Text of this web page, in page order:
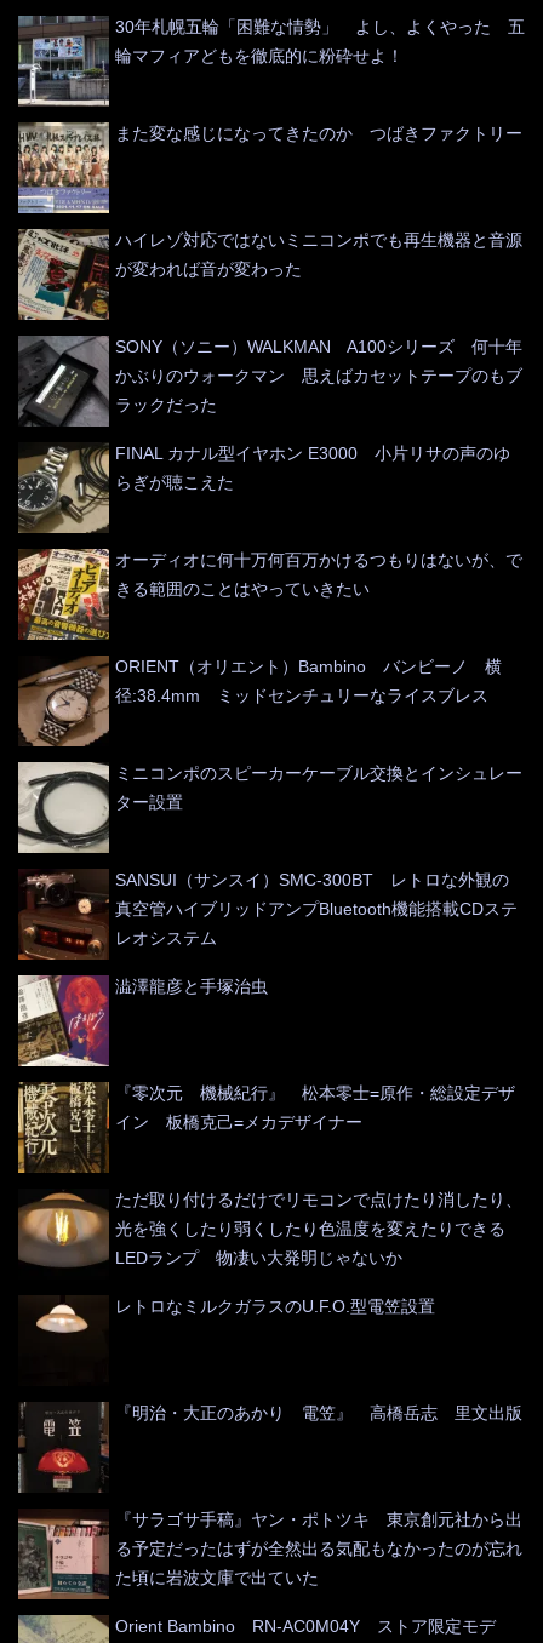
30年札幌五輪「困難な情勢」 よし、よくやった 五
輪マフィアどもを徹底的に粉砕せよ！
また変な感じになってきたのか つばきファクトリー
ハイレゾ対応ではないミニコンポでも再生機器と音源
が変われば音が変わった
SONY（ソニー）WALKMAN A100シリーズ 何十年
かぶりのウォークマン 思えばカセットテープのもブ
ラックだった
FINAL カナル型イヤホン E3000 小片リサの声のゆ
らぎが聴こえた
オーディオに何十万何百万かけるつもりはないが、で
きる範囲のことはやっていきたい
ORIENT（オリエント）Bambino バンビーノ 横
径:38.4mm ミッドセンチュリーなライスブレス
ミニコンポのスピーカーケーブル交換とインシュレー
ター設置
SANSUI（サンスイ）SMC-300BT レトロな外観の
真空管ハイブリッドアンプBluetooth機能搭載CDステ
レオシステム
澁澤龍彦と手塚治虫
『零次元 機械紀行』 松本零士=原作・総設定デザ
イン 板橋克己=メカデザイナー
ただ取り付けるだけでリモコンで点けたり消したり、
光を強くしたり弱くしたり色温度を変えたりできる
LEDランプ 物凄い大発明じゃないか
レトロなミルクガラスのU.F.O.型電笠設置
『明治・大正のあかり 電笠』 高橋岳志 里文出版
『サラゴサ手稿』ヤン・ポトツキ 東京創元社から出
る予定だったはずが全然出る気配もなかったのが忘れ
た頃に岩波文庫で出ていた
Orient Bambino RN-AC0M04Y ストア限定モデ